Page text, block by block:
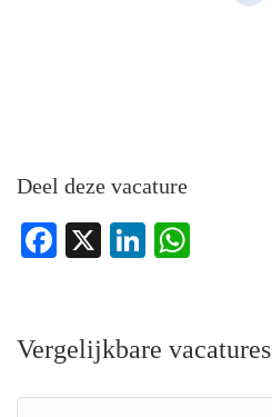
Deel deze vacature
Facebook
X LinkedIn
Vergelijkbare vacatures